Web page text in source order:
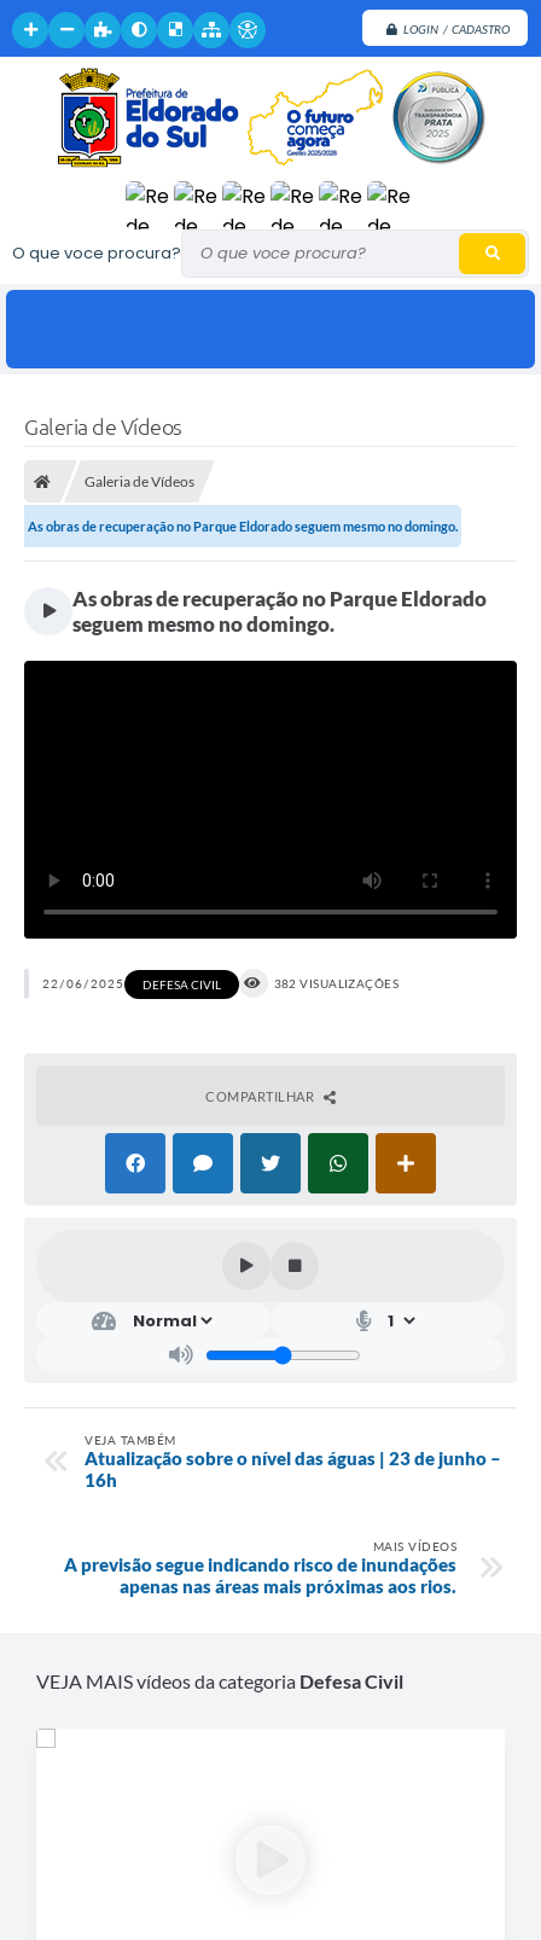
LOGIN / CADASTRO
O que voce procura?
Galeria de Vídeos
Galeria de Vídeos
As obras de recuperação no Parque Eldorado seguem mesmo no domingo.
As obras de recuperação no Parque Eldorado
seguem mesmo no domingo.
22/06/2025 DEFESA CIVIL 382 VISUALIZAÇÕES
COMPARTILHAR
VEJA TAMBÉM
Atualização sobre o nível das águas | 23 de junho –
16h
MAIS VÍDEOS
A previsão segue indicando risco de inundações
apenas nas áreas mais próximas aos rios.
VEJA MAIS vídeos da categoria Defesa Civil